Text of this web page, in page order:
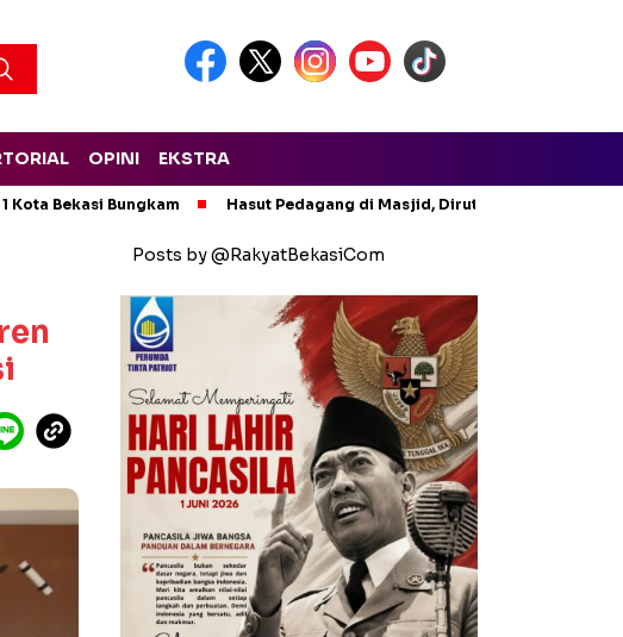
OPINI EKSTRA
Kota Bekasi Bungkam Hasut Pedagang di Masjid, Dirut PTMP Polisikan
Posts by @RakyatBekasiCom